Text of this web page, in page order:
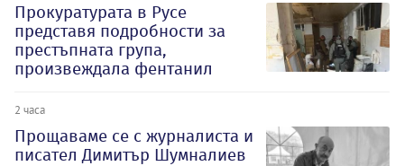
Прокуратурата в Русе
представя подробности за
престъпната група,
произвеждала фентанил
2 часа
Прощаваме се с журналиста и
писател Димитър Шумналиев